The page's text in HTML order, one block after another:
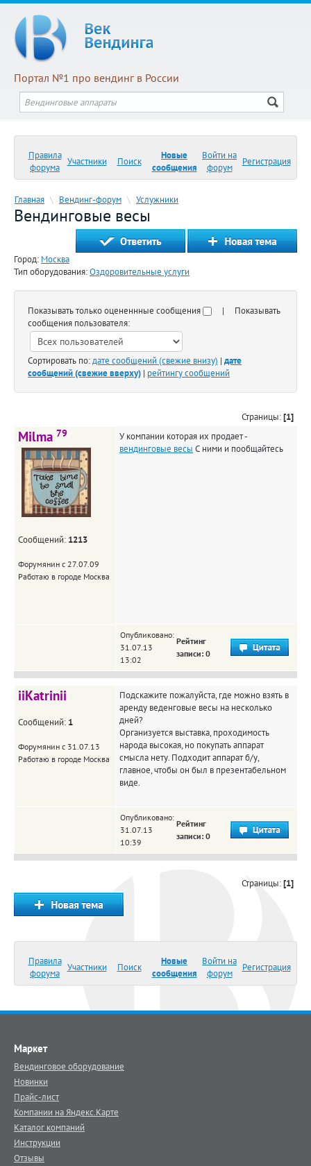
Портал №1 про вендинг в России
Правила
форума
Участники Поиск
Новые
сообщения
Войти на
форум
Регистрация
Главная \ Вендинг-форум \ Услужники
Вендинговые весы
Город: Москва
Тип оборудования:Оздоровительные услуги
Показывать только оцененнные сообщения
| Показывать
сообщения пользователя:
Сортировать по:дате сообщений (свежие внизу) | дате
сообщений (свежие вверху) | рейтингу сообщений
Страницы:[1]
Milma 79
Сообщений: 1213
Форумянин с 27.07.09
Работаю в городе Москва
У компании которая их продает -
вендинговые весы С ними и пообщайтесь
Опубликовано:
31.07.13
13:02
Рейтинг
записи: 0
iiKatrinii
Сообщений: 1
Форумянин с 31.07.13
Работаю в городе Москва
Подскажите пожалуйста, где можно взять в
аренду веденговые весы на несколько
дней?
Организуется выставка, проходимость
народа высокая, но покупать аппарат
смысла нету. Подходит аппарат б/у,
главное, чтобы он был в презентабельном
виде.
Опубликовано:
31.07.13
10:39
Рейтинг
записи: 0
Страницы:[1]
Правила
форума
Участники Поиск
Новые
сообщения
Войти на
форум
Регистрация
Маркет
Вендинговое оборудование
Новинки
Прайс-лист
Компании на Яндекс.Карте
Каталог компаний
Инструкции
Отзывы